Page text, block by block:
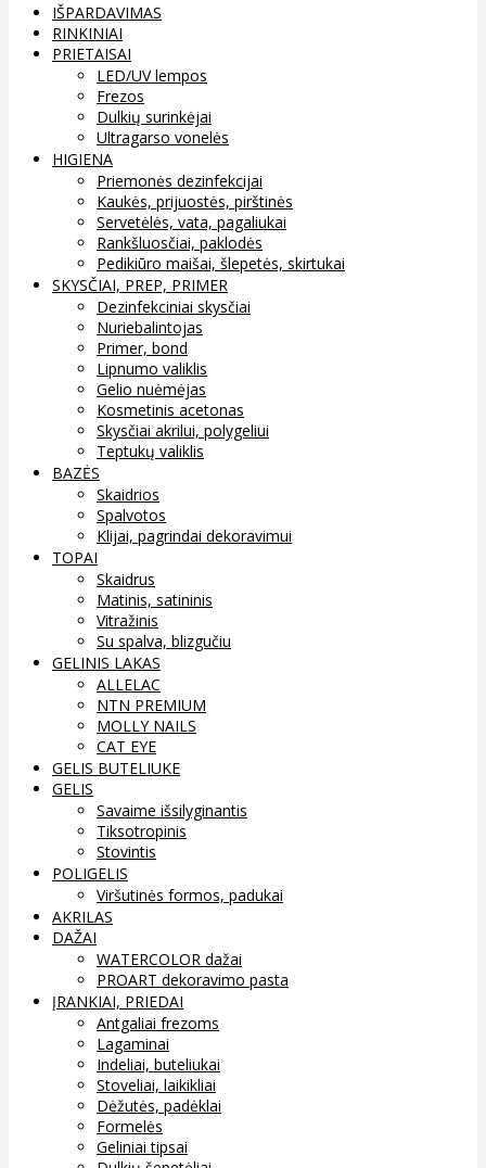
IŠPARDAVIMAS
RINKINIAI
PRIETAISAI
LED/UV lempos
Frezos
Dulkių surinkėjai
Ultragarso vonelės
HIGIENA
Priemonės dezinfekcijai
Kaukės, prijuostės, pirštinės
Servetėlės, vata, pagaliukai
Rankšluosčiai, paklodės
Pedikiūro maišai, šlepetės, skirtukai
SKYSČIAI, PREP, PRIMER
Dezinfekciniai skysčiai
Nuriebalintojas
Primer, bond
Lipnumo valiklis
Gelio nuėmėjas
Kosmetinis acetonas
Skysčiai akrilui, polygeliui
Teptukų valiklis
BAZĖS
Skaidrios
Spalvotos
Klijai, pagrindai dekoravimui
TOPAI
Skaidrus
Matinis, satininis
Vitražinis
Su spalva, blizgučiu
GELINIS LAKAS
ALLELAC
NTN PREMIUM
MOLLY NAILS
CAT EYE
GELIS BUTELIUKE
GELIS
Savaime išsilyginantis
Tiksotropinis
Stovintis
POLIGELIS
Viršutinės formos, padukai
AKRILAS
DAŽAI
WATERCOLOR dažai
PROART dekoravimo pasta
ĮRANKIAI, PRIEDAI
Antgaliai frezoms
Lagaminai
Indeliai, buteliukai
Stoveliai, laikikliai
Dėžutės, padėklai
Formelės
Geliniai tipsai